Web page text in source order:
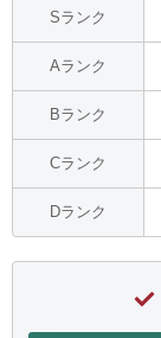
Sランク
Aランク
Bランク
Cランク
Dランク